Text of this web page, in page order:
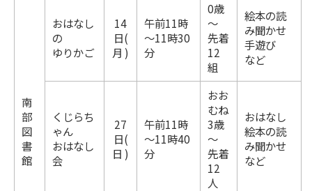
南
部
図
書
館
おはなし
の
ゆりかご
14
日(
月 )
午前11時
～11時30
分
0歳
～
先着
12
組
絵本の読
み聞かせ
手遊び
など
くじらち
ゃん
おはなし
会
27
日(
日 )
午前11時
～11時40
分
おお
むね
3歳
～
先着
12
人
おはなし
絵本の読
み聞かせ
など